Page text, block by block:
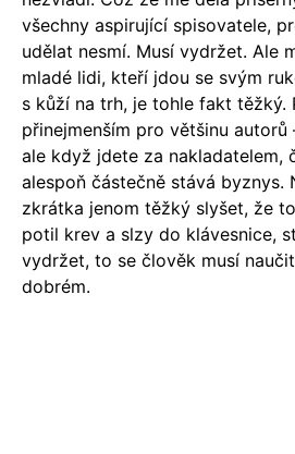
všechny aspirující spisovatele,
udělat nesmí. Musí vydržet. Ale
mladé lidi, kteří jdou se svým
s kůží na trh, je tohle fakt těžký.
přinejmenším pro většinu autorů
ale když jdete za nakladatelem,
alespoň částečně stává byznys.
zkrátka jenom těžký slyšet, že
potil krev a slzy do klávesnice,
vydržet, to se člověk musí
dobrém.